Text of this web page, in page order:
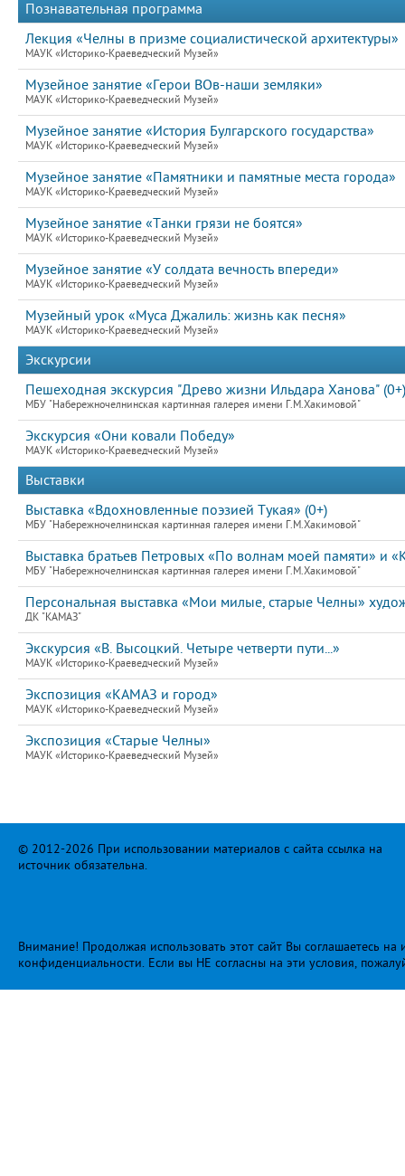
Познавательная программа
Лекция «Челны в призме социалистической архитектуры»
МАУК «Историко-Краеведческий Музей»
Музейное занятие «Герои ВОв-наши земляки»
МАУК «Историко-Краеведческий Музей»
Музейное занятие «История Булгарского государства»
МАУК «Историко-Краеведческий Музей»
Музейное занятие «Памятники и памятные места города»
МАУК «Историко-Краеведческий Музей»
Музейное занятие «Танки грязи не боятся»
МАУК «Историко-Краеведческий Музей»
Музейное занятие «У солдата вечность впереди»
МАУК «Историко-Краеведческий Музей»
Музейный урок «Муса Джалиль: жизнь как песня»
МАУК «Историко-Краеведческий Музей»
Экскурсии
Пешеходная экскурсия "Древо жизни Ильдара Ханова" (0+)
МБУ "Набережночелнинская картинная галерея имени Г.М.Хакимовой"
Экскурсия «Они ковали Победу»
МАУК «Историко-Краеведческий Музей»
Выставки
Выставка «Вдохновленные поэзией Тукая» (0+)
МБУ "Набережночелнинская картинная галерея имени Г.М.Хакимовой"
Выставка братьев Петровых «По волнам моей памяти» и
МБУ "Набережночелнинская картинная галерея имени Г.М.Хакимовой"
Персональная выставка «Мои милые, старые Челны»
ДК "КАМАЗ"
Экскурсия «В. Высоцкий. Четыре четверти пути...»
МАУК «Историко-Краеведческий Музей»
Экспозиция «КАМАЗ и город»
МАУК «Историко-Краеведческий Музей»
Экспозиция «Старые Челны»
МАУК «Историко-Краеведческий Музей»
© 2012-2026 При использовании материалов с сайта ссылка на
источник обязательна.
Внимание! Продолжая использовать этот сайт Вы соглашаетесь
конфиденциальности. Если вы НЕ согласны на эти условия,